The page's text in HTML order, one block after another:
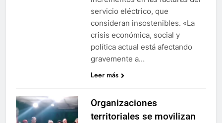
servicio eléctrico, que
consideran insostenibles. «La
crisis económica, social y
política actual está afectando
gravemente a…
Leer más
Organizaciones
territoriales se movilizan